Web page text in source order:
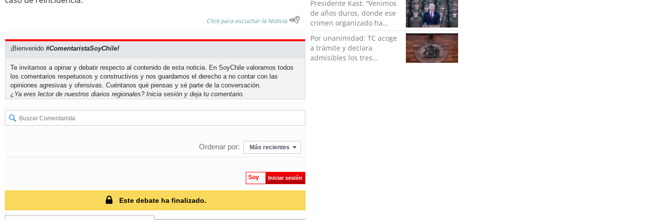
Click para escuchar la Noticia
¡Bienvenido #ComentaristaSoyChile!
Te invitamos a opinar y debatir respecto al contenido de esta noticia. En SoyChile valoramos todos
los comentarios respetuosos y constructivos y nos guardamos el derecho a no contar con las
opiniones agresivas y ofensivas. Cuéntanos qué piensas y sé parte de la conversación.
¿Ya eres lector de nuestros diarios regionales? Inicia sesión y deja tu comentario.
Ordenar por: Más recientes
Soy Iniciar sesión
Este debate ha finalizado.
Presidente Kast: “Venimos
de años duros, donde ese
crimen organizado ha
ocupado un lugar que no
le corresponde”
Por unanimidad: TC acoge
a trámite y declara
admisibles los tres